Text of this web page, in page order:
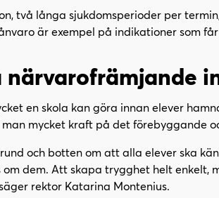
två långa sjukdomsperioder per
är exempel på indikationer som
närvarofrämjande
en skola kan göra innan elever
mycket kraft på det förebyggande
och botten om att alla elever ska
om dem. Att skapa trygghet helt enkelt,
rektor Katarina Montenius.